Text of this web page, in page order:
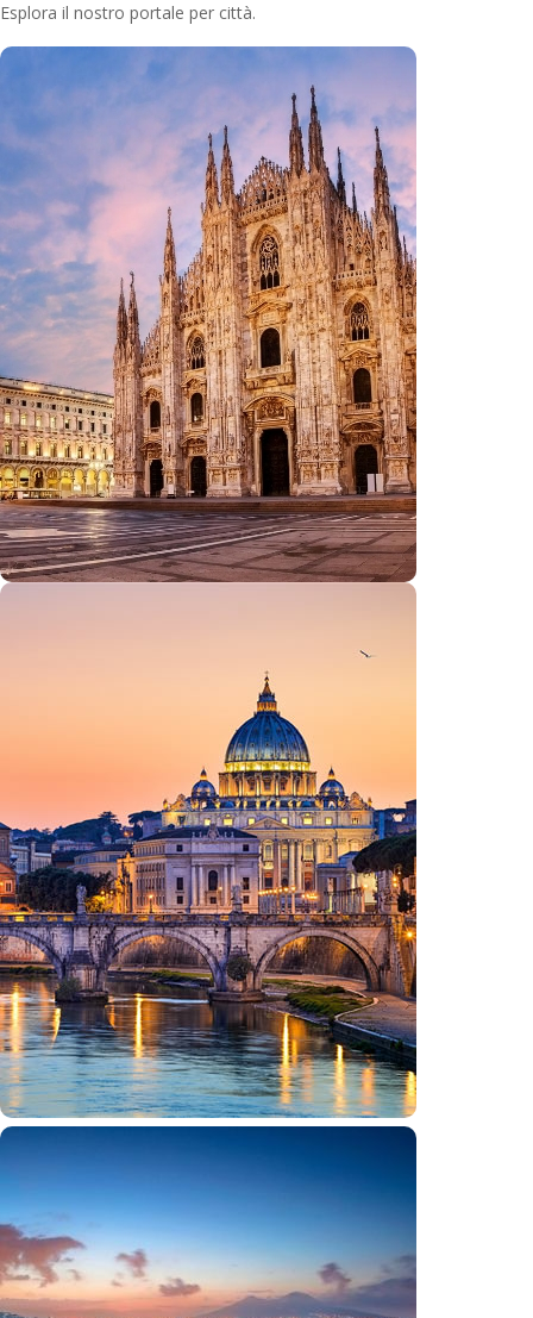
Esplora il nostro portale per città.